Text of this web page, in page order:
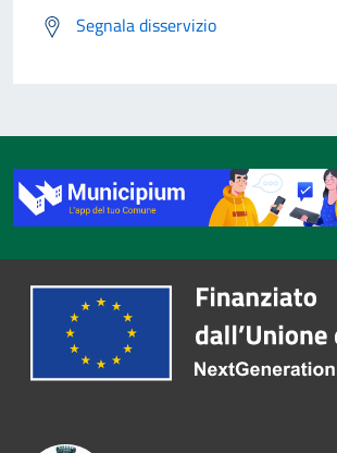
Segnala disservizio